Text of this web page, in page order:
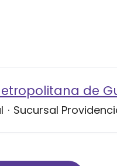
de
· Sucursal